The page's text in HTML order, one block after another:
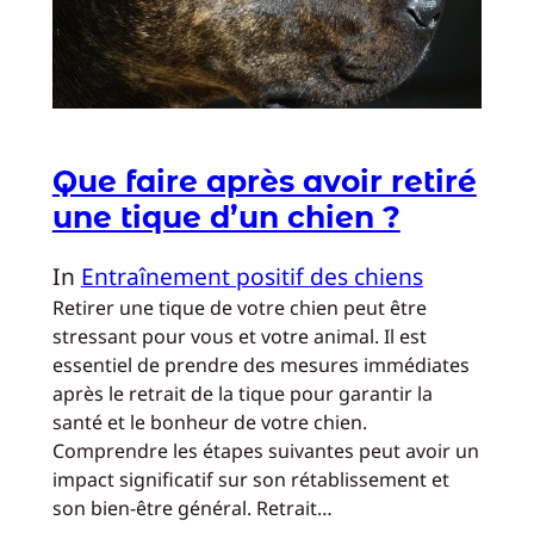
Que faire après avoir retiré
une tique d’un chien ?
In Entraînement positif des chiens
Retirer une tique de votre chien peut être
stressant pour vous et votre animal. Il est
essentiel de prendre des mesures immédiates
après le retrait de la tique pour garantir la
santé et le bonheur de votre chien.
Comprendre les étapes suivantes peut avoir un
impact significatif sur son rétablissement et
son bien-être général. Retrait…